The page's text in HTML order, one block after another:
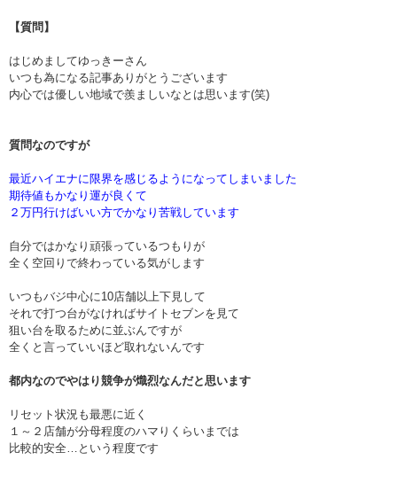
【質問】
はじめましてゆっきーさん
いつも為になる記事ありがとうございます
内心では優しい地域で羨ましいなとは思います(笑)
質問なのですが
最近ハイエナに限界を感じるようになってしまいました
期待値もかなり運が良くて
２万円行けばいい方でかなり苦戦しています
自分ではかなり頑張っているつもりが
全く空回りで終わっている気がします
いつもバジ中心に10店舗以上下見して
それで打つ台がなければサイトセブンを見て
狙い台を取るために並ぶんですが
全くと言っていいほど取れないんです
都内なのでやはり競争が熾烈なんだと思います
リセット状況も最悪に近く
１～２店舗が分母程度のハマりくらいまでは
比較的安全…という程度です